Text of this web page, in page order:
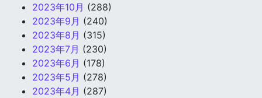
2023年10月 (288)
2023年9月 (240)
2023年8月 (315)
2023年7月 (230)
2023年6月 (178)
2023年5月 (278)
2023年4月 (287)